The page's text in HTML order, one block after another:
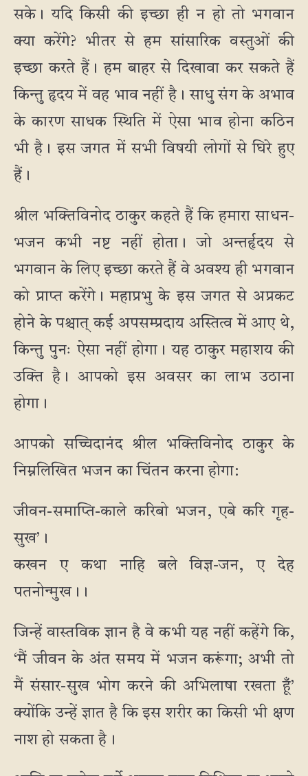
सके। यदि किसी की इच्छा ही न हो तो भगवान
क्या करेंगे? भीतर से हम सांसारिक वस्तुओं की
इच्छा करते हैं। हम बाहर से दिखावा कर सकते हैं
किन्तु हृदय में वह भाव नहीं है। साधु संग के अभाव
के कारण साधक स्थिति में ऐसा भाव होना कठिन
भी है। इस जगत में सभी विषयी लोगों से घिरे हुए
हैं।
श्रील भक्तिविनोद ठाकुर कहते हैं कि हमारा साधन-
भजन कभी नष्ट नहीं होता। जो अन्तर्हृदय से
भगवान के लिए इच्छा करते हैं वे अवश्य ही भगवान
को प्राप्त करेंगे। महाप्रभु के इस जगत से अप्रकट
होने के पश्चात् कई अपसम्प्रदाय अस्तित्व में आए थे,
किन्तु पुनः ऐसा नहीं होगा। यह ठाकुर महाशय की
उक्ति है। आपको इस अवसर का लाभ उठाना
होगा।
आपको सच्चिदानंद श्रील भक्तिविनोद ठाकुर के
निम्नलिखित भजन का चिंतन करना होगा:
जीवन-समाप्ति-काले करिबो भजन, एबे करि गृह-
सुख’।
कखन ए कथा नाहि बले विज्ञ-जन, ए देह
पतनोन्मुख।।
जिन्हें वास्तविक ज्ञान है वे कभी यह नहीं कहेंगे कि,
‘मैं जीवन के अंत समय में भजन करूंगा; अभी तो
मैं संसार-सुख भोग करने की अभिलाषा रखता हूँ’
क्योंकि उन्हें ज्ञात है कि इस शरीर का किसी भी क्षण
नाश हो सकता है।